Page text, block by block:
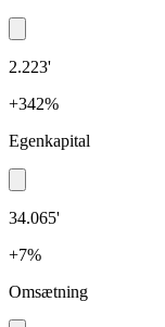
2.223'
+342%
Egenkapital
34.065'
+7%
Omsætning